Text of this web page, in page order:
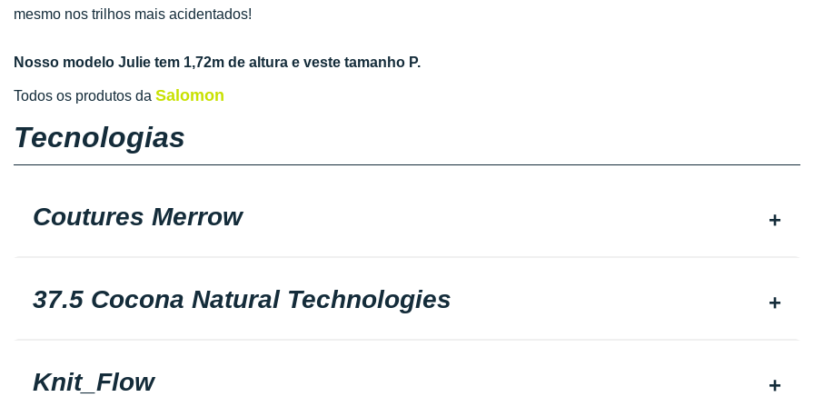
mesmo nos trilhos mais acidentados!
Nosso modelo Julie tem 1,72m de altura e veste tamanho P.
Todos os produtos da Salomon
Tecnologias
Coutures Merrow
37.5 Cocona Natural Technologies
Knit_Flow